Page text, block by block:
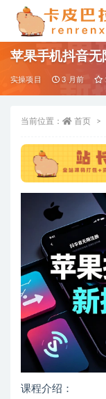
苹果手机抖音无
实操项目 3 月前 1
当前位置： 首页
课程介绍：
全部